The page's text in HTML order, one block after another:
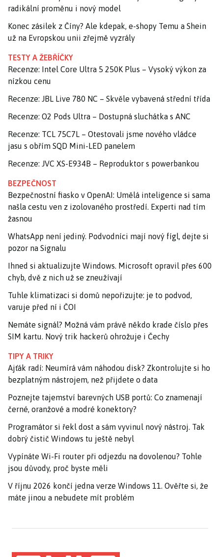
radikální proměnu i nový model
Konec zásilek z Číny? Ale kdepak, e-shopy Temu a Shein
už na Evropskou unii zřejmě vyzrály
TESTY A ŽEBŘÍČKY
Recenze: Intel Core Ultra 5 250K Plus – Vysoký výkon za
nízkou cenu
Recenze: JBL Live 780 NC – Skvěle vybavená střední třída
Recenze: O2 Pods Ultra – Dostupná sluchátka s ANC
Recenze: TCL 75C7L – Otestovali jsme nového vládce
jasu s obřím SQD Mini-LED panelem
Recenze: JVC XS-E934B – Reproduktor s powerbankou
BEZPEČNOST
Bezpečnostní fiasko v OpenAI: Umělá inteligence si sama
našla cestu ven z izolovaného prostředí. Experti nad tím
žasnou
WhatsApp není jediný. Podvodníci mají nový fígl, dejte si
pozor na Signalu
Ihned si aktualizujte Windows. Microsoft opravil přes 600
chyb, dvě z nich už se zneužívají
Tuhle klimatizaci si domů nepořizujte: je to podvod,
varuje před ní i ČOI
Nemáte signál? Možná vám právě někdo krade číslo přes
SIM kartu. Nový trik hackerů ohrožuje i Čechy
TIPY A TRIKY
Ajťák radí: Neumírá vám náhodou disk? Zkontrolujte si ho
bezplatným nástrojem, než přijdete o data
Poznejte tajemství barevných USB portů: Co znamenají
černé, oranžové a modré konektory?
Programátor si řekl dost a sám vyvinul nový nástroj. Tak
dobrý čistič Windows tu ještě nebyl
Vypínáte Wi-Fi router při odjezdu na dovolenou? Tohle
jsou důvody, proč byste měli
V říjnu 2026 končí jedna verze Windows 11. Ověřte si, že
máte jinou a nebudete mít problém